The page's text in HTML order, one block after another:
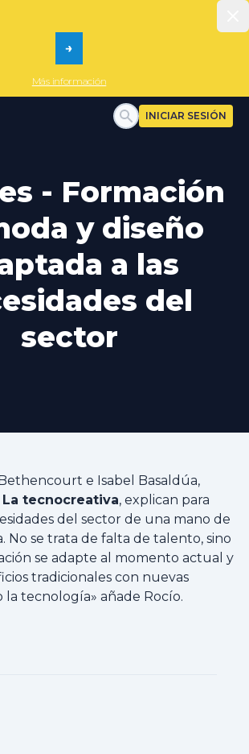
→
Más información
INICIAR SESIÓN
- Formación
y diseño
a las
del
sector
e Isabel Basaldúa,
La tecnocreativa, explican para
del sector de una mano de
No se trata de falta de talento, sino
se adapte al momento actual y
tradicionales con nuevas
la tecnología» añade Rocío.